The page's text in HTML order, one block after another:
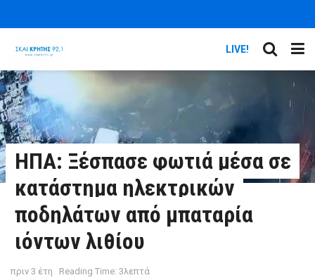
LIVE!
ΗΠΑ: Ξέσπασε φωτιά μέσα σε
κατάστημα ηλεκτρικών
ποδηλάτων από μπαταρία
ιόντων λιθίου
πριν 3 έτη Reading Time: 3λεπτά